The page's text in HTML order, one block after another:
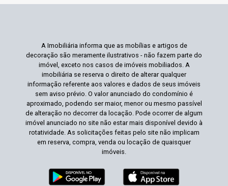
A Imobiliária informa que as mobílias e artigos de
decoração são meramente ilustrativos - não fazem parte do
imóvel, exceto nos casos de imóveis mobiliados. A
imobiliária se reserva o direito de alterar qualquer
informação referente aos valores e dados de seus imóveis
sem aviso prévio. O valor anunciado do condomínio é
aproximado, podendo ser maior, menor ou mesmo passível
de alteração no decorrer da locação. Pode ocorrer de algum
imóvel anunciado no site não estar mais disponível devido à
rotatividade. As solicitações feitas pelo site não implicam
em reserva, compra, venda ou locação de quaisquer
imóveis.